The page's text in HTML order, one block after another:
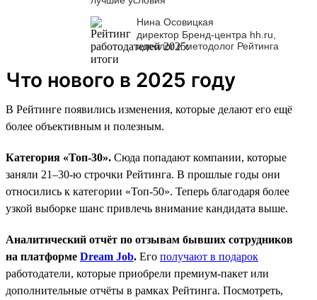
Нина Осовицкая
директор Бренд-центра hh.ru,
идеолог и методолог Рейтинга
Что нового в 2025 году
В Рейтинге появились изменения, которые делают его ещё
более объективным и полезным.
Категория «Топ-30». Сюда попадают компании, которые
заняли 21–30-ю строчки Рейтинга. В прошлые годы они
относились к категории «Топ-50». Теперь благодаря более
узкой выборке шанс привлечь внимание кандидата выше.
Аналитический отчёт по отзывам бывших сотрудников
на платформе Dream Job. Его получают в подарок
работодатели, которые приобрели премиум-пакет или
дополнительные отчёты в рамках Рейтинга. Посмотреть,